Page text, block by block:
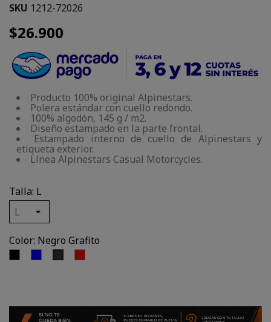
SKU 1212-72026
$26.900
Producto 100% original Alpinestars.
Polera estándar con cuello redondo.
100% algodón, 145 g / m2.
Diseño estampado en la parte frontal.
Estampado interno de cuello de Alpinestars y
etiqueta exterior.
Línea Alpinestars Casual Motorcycles.
Talla: L
Color: Negro Grafito